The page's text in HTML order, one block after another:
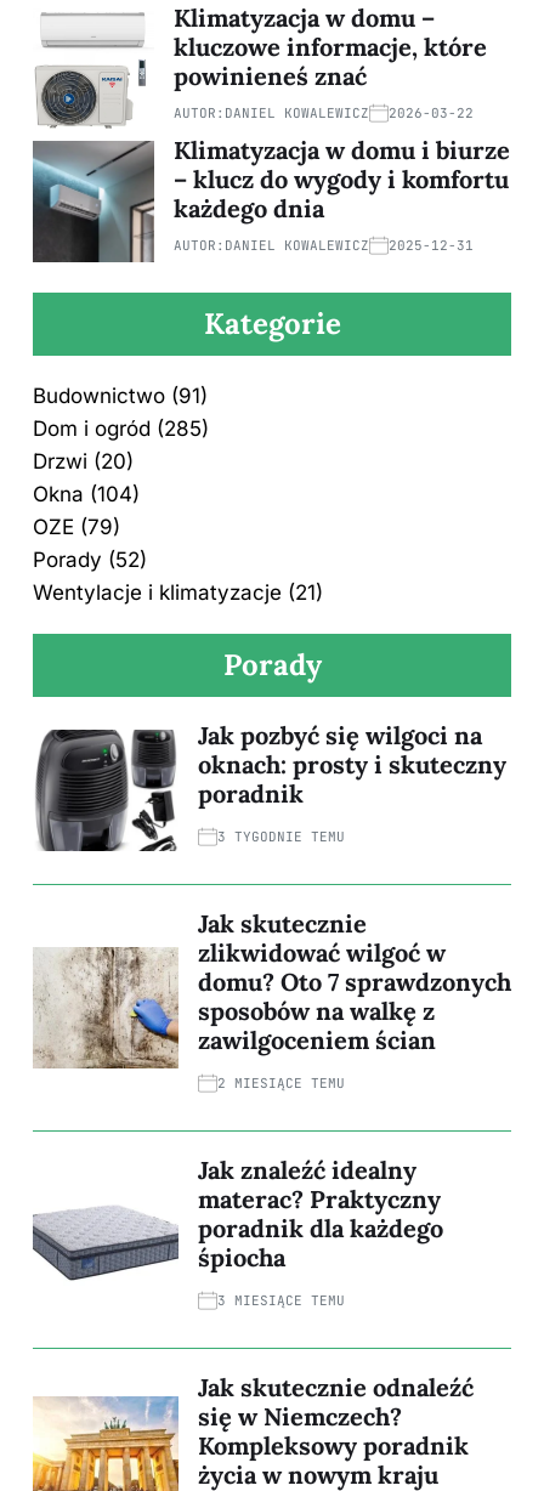
Klimatyzacja w domu –
kluczowe informacje, które
powinieneś znać
AUTOR: DANIEL KOWALEWICZ 2026-03-22
Klimatyzacja w domu i biurze
– klucz do wygody i komfortu
każdego dnia
AUTOR: DANIEL KOWALEWICZ 2025-12-31
Kategorie
Budownictwo (91)
Dom i ogród (285)
Drzwi (20)
Okna (104)
OZE (79)
Porady (52)
Wentylacje i klimatyzacje (21)
Porady
Jak pozbyć się wilgoci na
oknach: prosty i skuteczny
poradnik
3 TYGODNIE TEMU
Jak skutecznie
zlikwidować wilgoć w
domu? Oto 7 sprawdzonych
sposobów na walkę z
zawilgoceniem ścian
2 MIESIĄCE TEMU
Jak znaleźć idealny
materac? Praktyczny
poradnik dla każdego
śpiocha
3 MIESIĄCE TEMU
Jak skutecznie odnaleźć
się w Niemczech?
Kompleksowy poradnik
życia w nowym kraju